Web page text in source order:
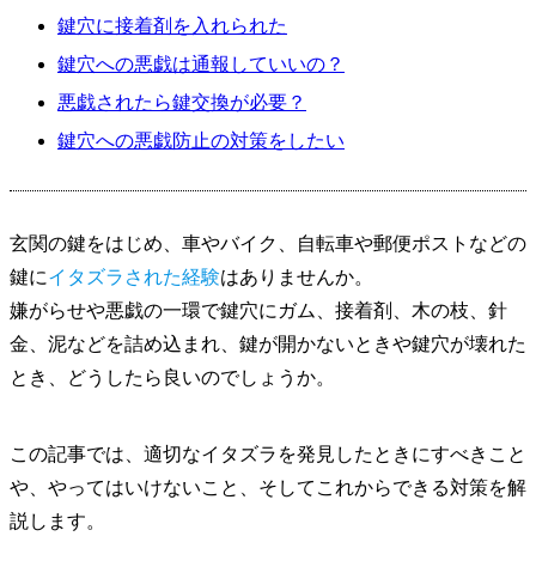
鍵穴に接着剤を入れられた
鍵穴への悪戯は通報していいの？
悪戯されたら鍵交換が必要？
鍵穴への悪戯防止の対策をしたい
玄関の鍵をはじめ、車やバイク、自転車や郵便ポストなどの
鍵にイタズラされた経験はありませんか。
嫌がらせや悪戯の一環で鍵穴にガム、接着剤、木の枝、針
金、泥などを詰め込まれ、鍵が開かないときや鍵穴が壊れた
とき、どうしたら良いのでしょうか。
この記事では、適切なイタズラを発見したときにすべきこと
や、やってはいけないこと、そしてこれからできる対策を解
説します。